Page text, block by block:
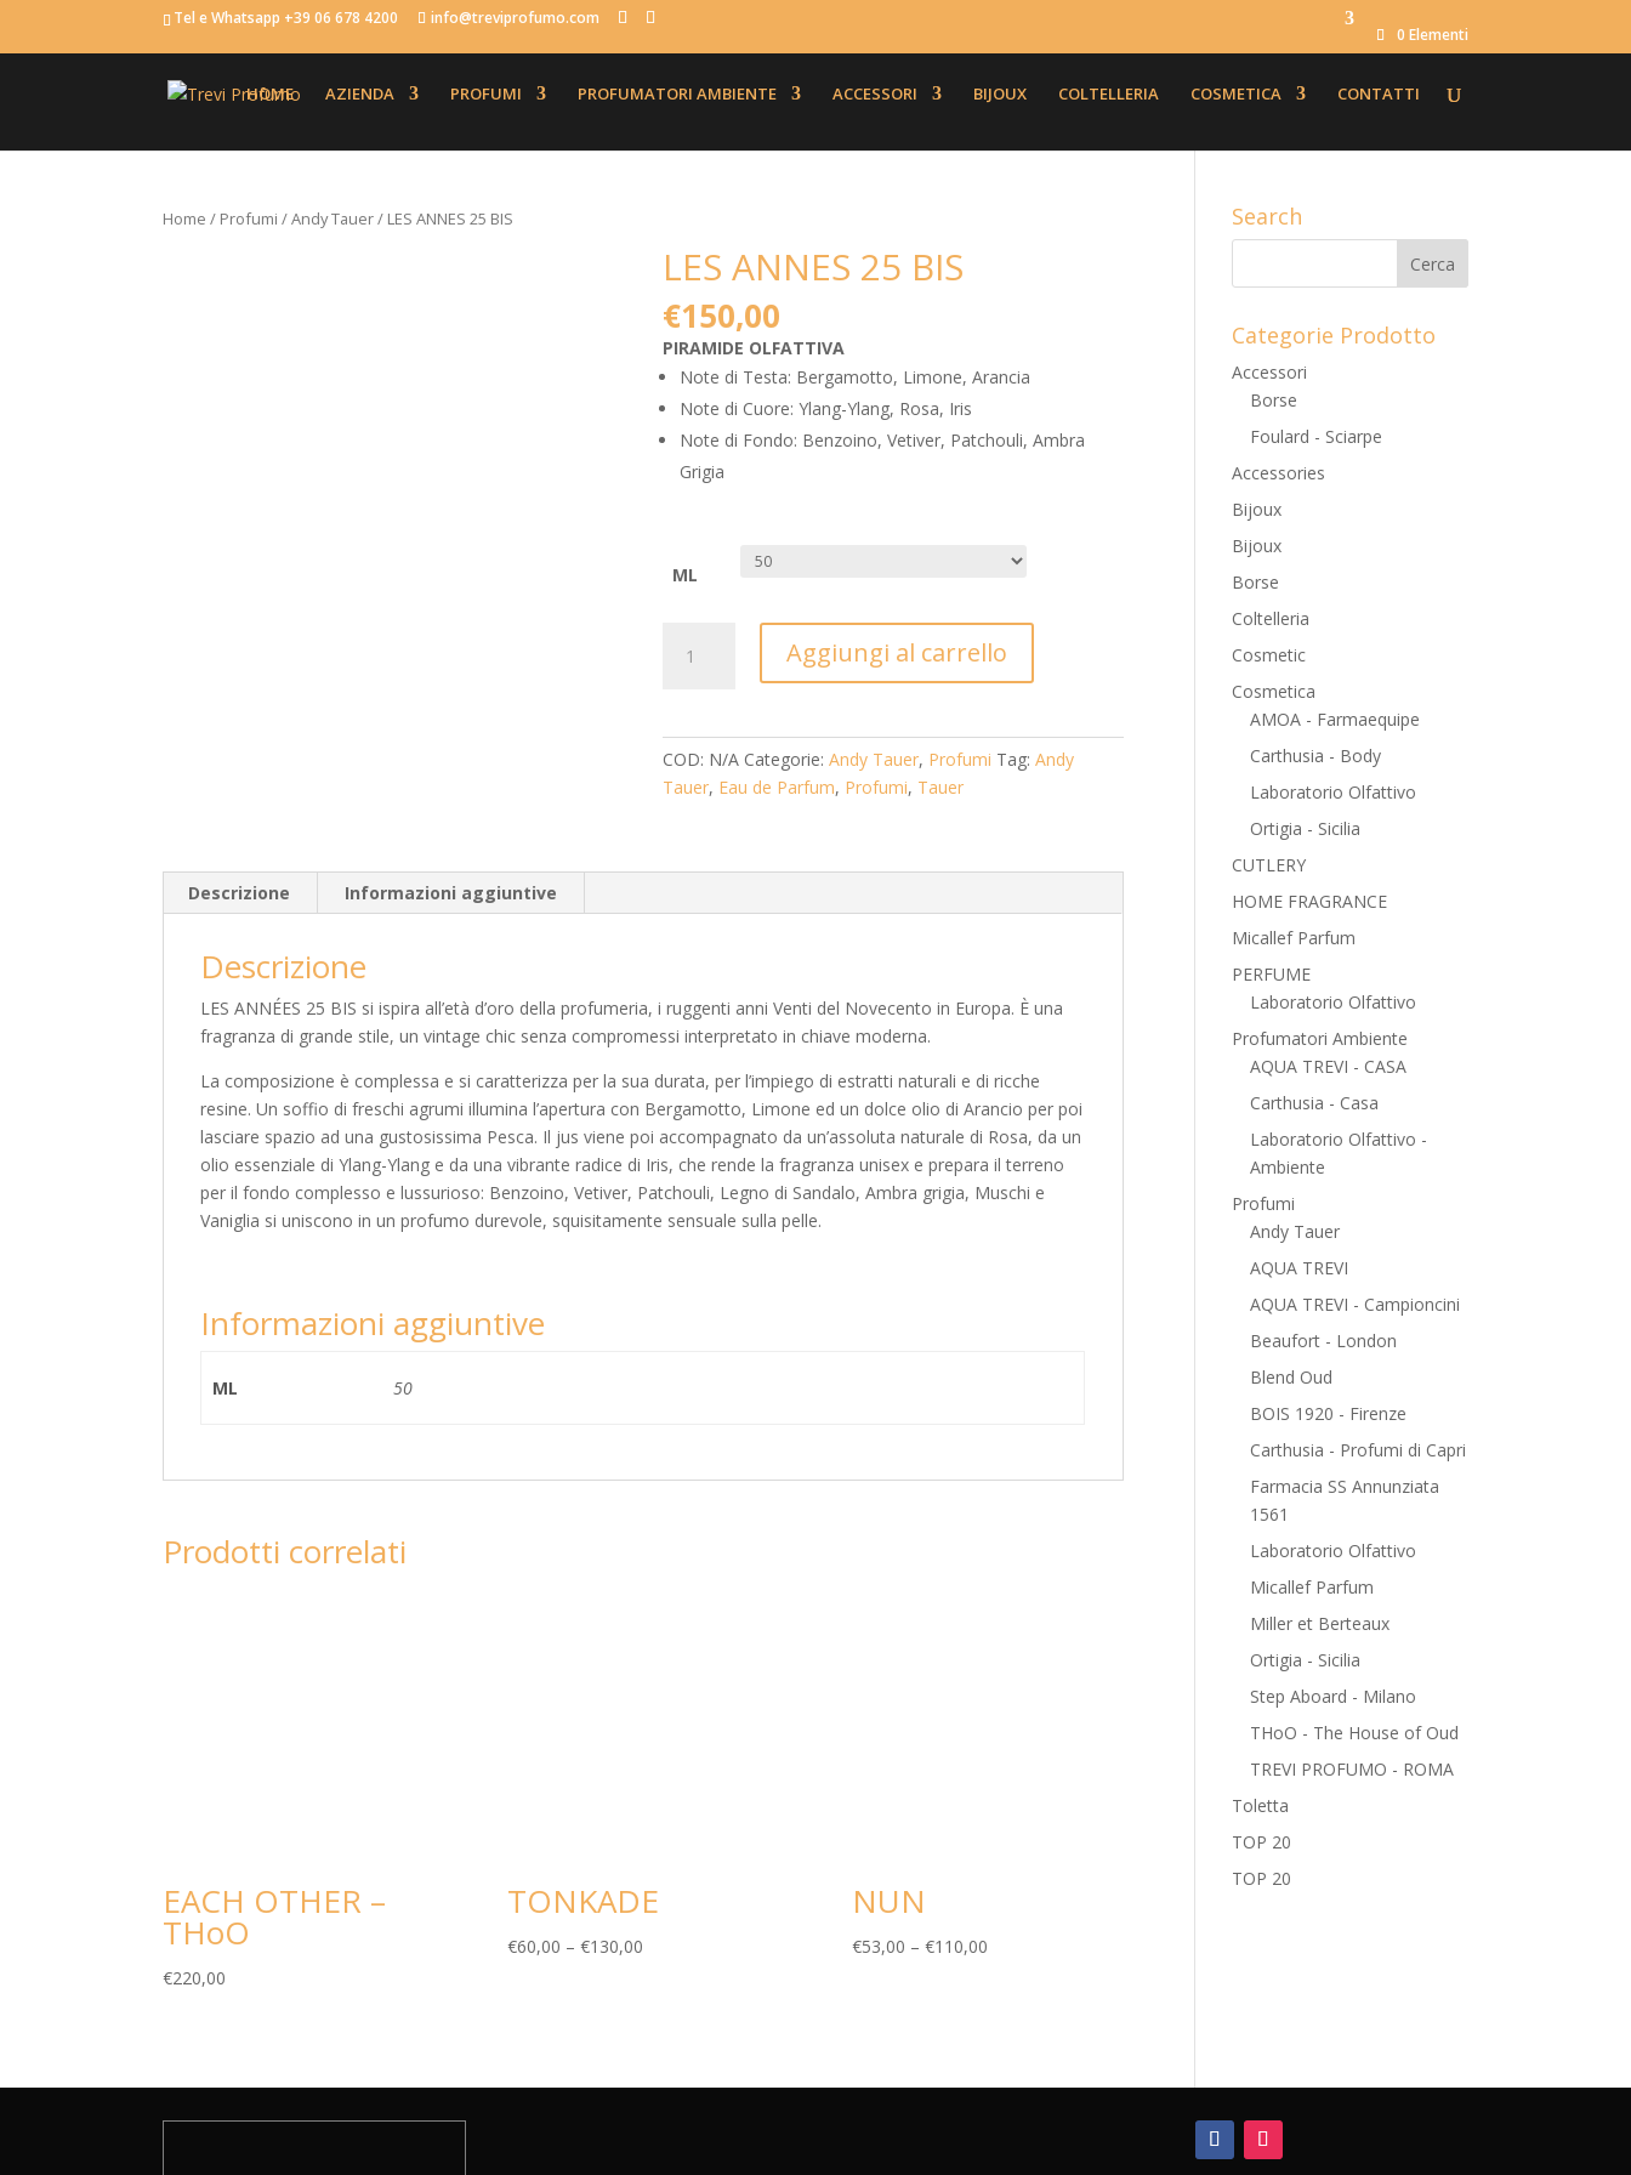
Tel e Whatsapp +39 06 678 4200
info@treviprofumo.com
0 Elementi
HOME AZIENDA PROFUMI PROFUMATORI AMBIENTE ACCESSORI BIJOUX COLTELLERIA COSMETICA CONTATTI
Home / Profumi /Andy Tauer/ LES ANNES 25 BIS
LES ANNES 25 BIS
€150,00
PIRAMIDE OLFATTIVA
Note di Testa: Bergamotto, Limone, Arancia
Note di Cuore: Ylang-Ylang, Rosa, Iris
Note di Fondo: Benzoino, Vetiver, Patchouli, Ambra
Grigia
ML
ANNES
Aggiungi al carrello
COD: N/A Categorie:Andy Tauer, Profumi Tag:Andy
Tauer, Eau de Parfum, Profumi, Tauer
Descrizione Informazioni aggiuntive
Descrizione
LES ANNÉES 25 BIS si ispira all’età d’oro della profumeria, i ruggenti anni Venti del Novecento in Europa. È una
fragranza di grande stile, un vintage chic senza compromessi interpretato in chiave moderna.
La composizione è complessa e si caratterizza per la sua durata, per l’impiego di estratti naturali e di ricche
resine. Un soffio di freschi agrumi illumina l’apertura con Bergamotto, Limone ed un dolce olio di Arancio per poi
lasciare spazio ad una gustosissima Pesca. Il jus viene poi accompagnato da un’assoluta naturale di Rosa, da un
olio essenziale di Ylang-Ylang e da una vibrante radice di Iris, che rende la fragranza unisex e prepara il terreno
per il fondo complesso e lussurioso: Benzoino, Vetiver, Patchouli, Legno di Sandalo, Ambra grigia, Muschi e
Vaniglia si uniscono in un profumo durevole, squisitamente sensuale sulla pelle.
Informazioni aggiuntive
ML 50
Prodotti correlati
EACH OTHER –
THoO
€220,00
TONKADE
€60,00 – €130,00
NUN
€53,00 – €110,00
Search
Categorie Prodotto
Accessori
Borse
Foulard - Sciarpe
Accessories
Bijoux
Bijoux
Borse
Coltelleria
Cosmetic
Cosmetica
AMOA - Farmaequipe
Carthusia - Body
Laboratorio Olfattivo
Ortigia - Sicilia
CUTLERY
HOME FRAGRANCE
Micallef Parfum
PERFUME
Laboratorio Olfattivo
Profumatori Ambiente
AQUA TREVI - CASA
Carthusia - Casa
Laboratorio Olfattivo -
Ambiente
Profumi
Andy Tauer
AQUA TREVI
AQUA TREVI - Campioncini
Beaufort - London
Blend Oud
BOIS 1920 - Firenze
Carthusia - Profumi di Capri
Farmacia SS Annunziata
1561
Laboratorio Olfattivo
Micallef Parfum
Miller et Berteaux
Ortigia - Sicilia
Step Aboard - Milano
THoO - The House of Oud
TREVI PROFUMO - ROMA
Toletta
TOP 20
TOP 20